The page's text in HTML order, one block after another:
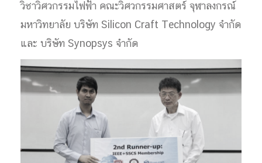
วิชาวิศวกรรมไฟฟ้า คณะวิศวกรรมศาสตร์ จุฬาลงกรณ์
มหาวิทยาลัย บริษัท Silicon Craft Technology จำกัด
และ บริษัท Synopsys จำกัด